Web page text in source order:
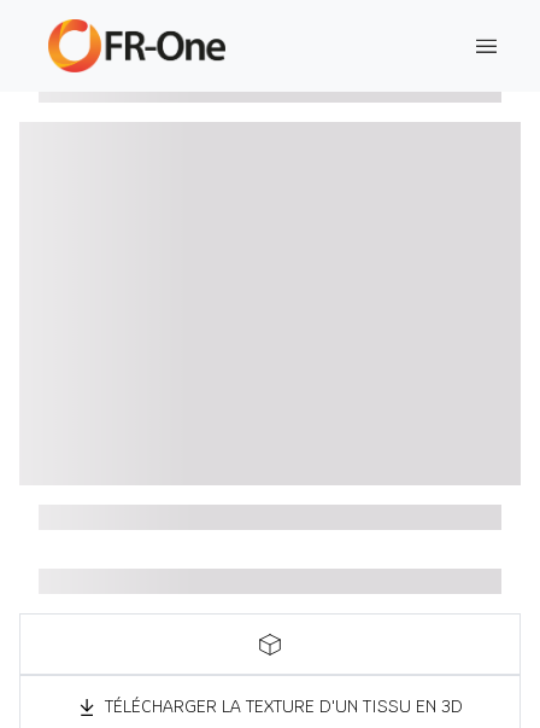
TÉLÉCHARGER LA TEXTURE D'UN TISSU EN 3D